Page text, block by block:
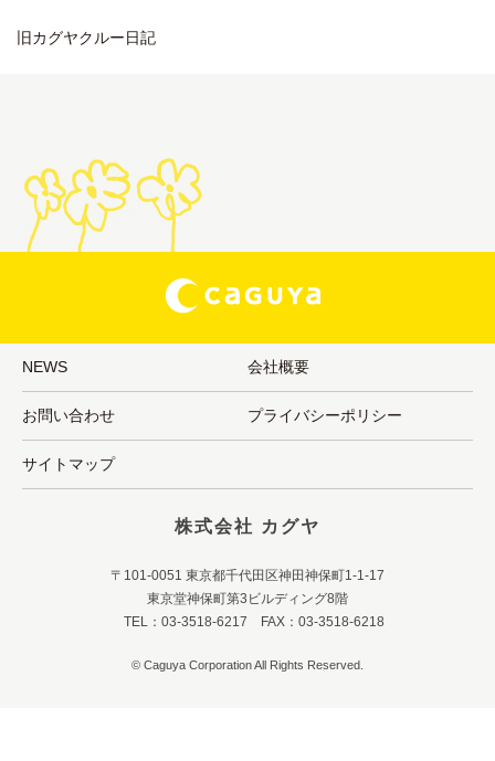
旧カグヤクルー日記
NEWS 会社概要
お問い合わせ プライバシーポリシー
サイトマップ
株式会社 カグヤ
〒101-0051 東京都千代田区神田神保町1-1-17
東京堂神保町第3ビルディング8階
TEL：03-3518-6217 FAX：03-3518-6218
© Caguya Corporation All Rights Reserved.